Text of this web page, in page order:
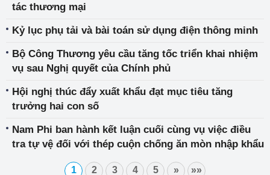
tác thương mại
Kỷ lục phụ tải và bài toán sử dụng điện thông minh
Bộ Công Thương yêu cầu tăng tốc triển khai nhiệm
vụ sau Nghị quyết của Chính phủ
Hội nghị thúc đẩy xuất khẩu đạt mục tiêu tăng
trưởng hai con số
Nam Phi ban hành kết luận cuối cùng vụ việc điều
tra tự vệ đối với thép cuộn chống ăn mòn nhập khẩu
1 2 3 4 5 » »»